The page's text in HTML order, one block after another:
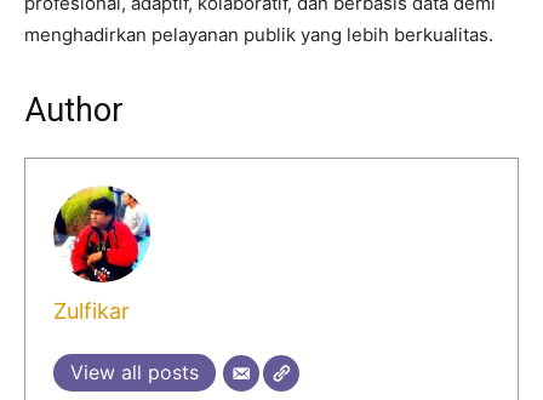
menghadirkan pelayanan publik yang lebih berkualitas.
Author
Zulfikar
View all posts